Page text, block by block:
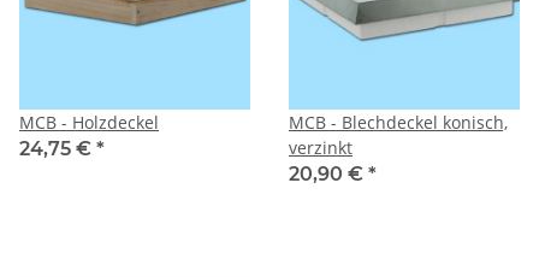
MCB - Holzdeckel
24,75 € *
MCB - Blechdeckel konisch,
verzinkt
20,90 € *